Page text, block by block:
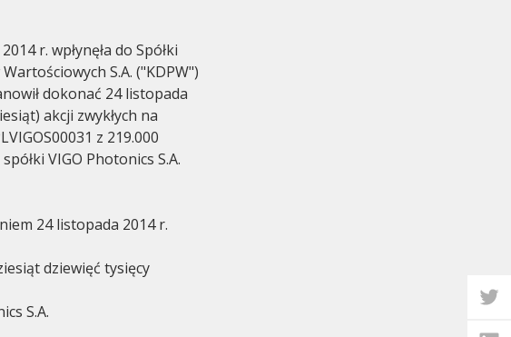
Walne zgromadzenie
r. wpłynęła do Spółki
S.A. ("KDPW")
dokonać 24 listopada
akcji zwykłych na
z 219.000
VIGO Photonics S.A.
24 listopada 2014 r.
dziewięć tysięcy
S.A.